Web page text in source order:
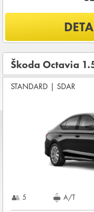
Šta je uključeno u ponudu?
OSNOVNI PAKET
(THW)
Vozilo proizvedeno
Starost vozača
DEPOZIT NA
960,00 EUR+
Škoda Octavia
STANDARD | SDAR
5 A/T